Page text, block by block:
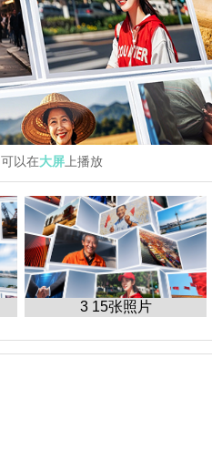
以在大屏 上播放
3 15张照片